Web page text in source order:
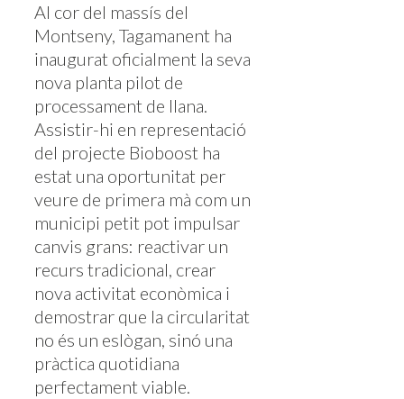
Al cor del massís del
Montseny, Tagamanent ha
inaugurat oficialment la seva
nova planta pilot de
processament de llana.
Assistir-hi en representació
del projecte Bioboost ha
estat una oportunitat per
veure de primera mà com un
municipi petit pot impulsar
canvis grans: reactivar un
recurs tradicional, crear
nova activitat econòmica i
demostrar que la circularitat
no és un eslògan, sinó una
pràctica quotidiana
perfectament viable.